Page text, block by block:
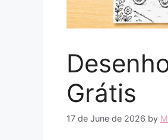
Grátis
17 de June de 2026 by